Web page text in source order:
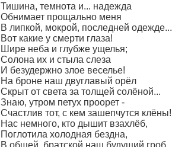
Тишина, темнота и... надежда
Обнимает прощально меня
В липкой, мокрой, последней одежде...
Вот какие у смерти глаза!
Шире неба и глубже ущелья;
Солона их и стыла слеза
И безудержно злое веселье!
На броне наш двуглавый орёл
Скрыт от света за толщей солёной...
Знаю, утром петух проорет -
Счастлив тот, с кем зашепчутся клёны!
Нас немного, кто дышит взахлёб,
Поглотила холодная бездна,
В общей, братской наш будущий гроб,